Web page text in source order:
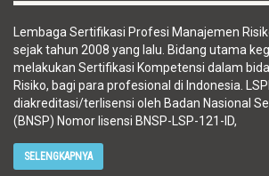
Lembaga Sertifikasi Profesi Manajemen
sejak tahun 2008 yang lalu. Bidang utama
melakukan Sertifikasi Kompetensi dalam
Risiko, bagi para profesional di Indonesia.
diakreditasi/terlisensi oleh Badan Nasional
(BNSP) Nomor lisensi BNSP-LSP-121-ID,
SELENGKAPNYA